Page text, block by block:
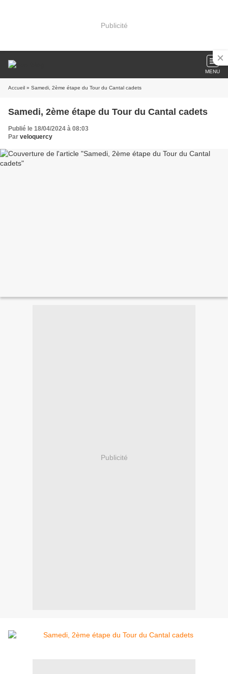
Publicité
MENU
Accueil » Samedi, 2ème étape du Tour du Cantal cadets
Samedi, 2ème étape du Tour du Cantal cadets
Publié le 18/04/2024 à 08:03
Par veloquercy
Publicité